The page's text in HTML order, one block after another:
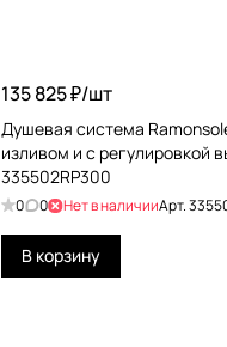
135 825 ₽/шт
Душевая система
изливом и с регулировкой
335502RP300
0 0 Нет в наличииАрт.
В корзину